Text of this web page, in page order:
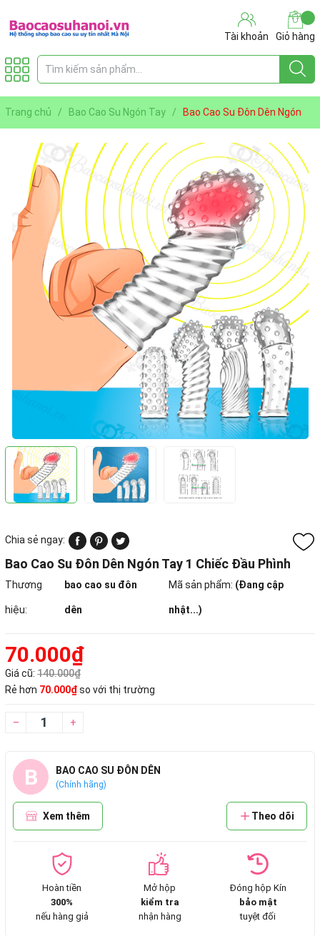
Tài khoản Giỏ hàng
Trang chủ / Bao Cao Su Ngón Tay /
Bao Cao Su Đôn Dên Ngón
Tay 1 Chiếc Đầu Phình
Chia sẻ ngay:
Bao Cao Su Đôn Dên Ngón Tay 1 Chiếc Đầu Phình
Thương
hiệu:
bao cao su đôn
dên
Mã sản phẩm: (Đang cập
nhật...)
70.000₫
Giá cũ: 140.000₫
Rẻ hơn 70.000₫so với thị trường
– +
B BAO CAO SU ĐÔN DÊN
(Chính hãng)
Xem thêm Theo dõi
Hoàn tiền
300%
nếu hàng giả
Mở hộp
kiểm tra
nhận hàng
Đóng hộp Kín
bảo mật
tuyệt đối